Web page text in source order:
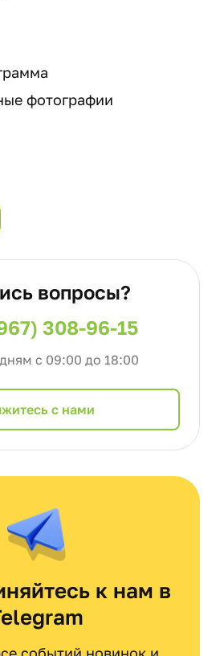
фотографии
вопросы?
308-96-15
с 09:00 до 18:00
с нами
к нам в